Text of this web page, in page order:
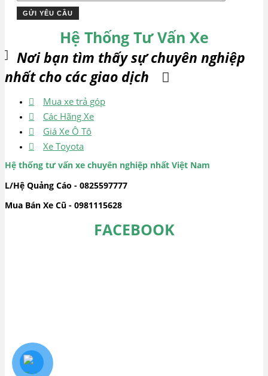
Hệ Thống Tư Vấn Xe
Nơi bạn tìm thấy sự chuyên nghiệp
nhất cho các giao dịch
Mua xe trả góp
Các Hãng Xe
Giá Xe Ô Tô
Xe Toyota
Hệ thống tư vấn xe chuyên nghiệp nhất Việt Nam
L/Hệ Quảng Cáo - 0825597777
Mua Bán Xe Cũ - 0981115628
FACEBOOK